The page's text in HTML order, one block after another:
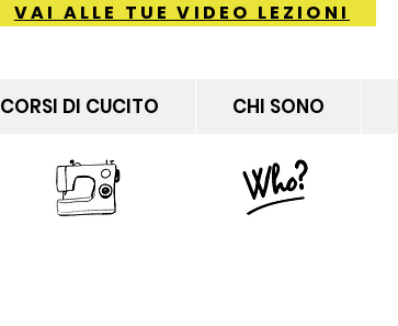
VAI ALLE TUE VIDEO LEZIONI
CORSI DI CUCITO CHI SONO